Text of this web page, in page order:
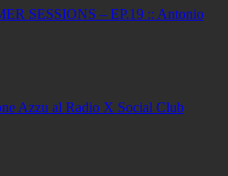
SESSIONS – EP.19 :: Antonio
Azzu al Radio X Social Club